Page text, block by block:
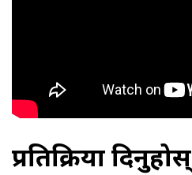
प्रतिक्रिया दिनुहोस्